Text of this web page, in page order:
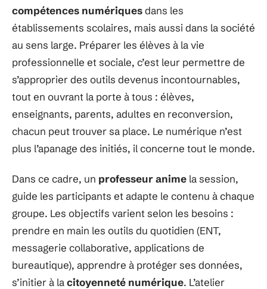
compétences numériquesdans les
établissements scolaires, mais aussi dans la société
au sens large. Préparer les élèves à la vie
professionnelle et sociale, c’est leur permettre de
s’approprier des outils devenus incontournables,
tout en ouvrant la porte à tous : élèves,
enseignants, parents, adultes en reconversion,
chacun peut trouver sa place. Le numérique n’est
plus l’apanage des initiés, il concerne tout le monde.
Dans ce cadre, un professeur anime la session,
guide les participants et adapte le contenu à chaque
groupe. Les objectifs varient selon les besoins :
prendre en main les outils du quotidien (ENT,
messagerie collaborative, applications de
bureautique), apprendre à protéger ses données,
s’initier à lacitoyenneté numérique. L’atelier